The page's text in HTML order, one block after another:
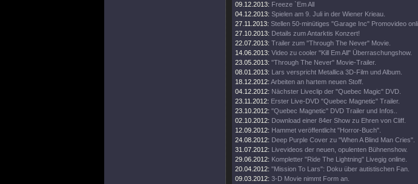
09.12.2013: Freeze `Em All
04.12.2013: Spielen am 9. Juli in der Wiener Krieau.
27.11.2013: Stellen 50-minütiges "Garage Inc" Promovideo
27.10.2013: Details zum Antarktis Konzert!
22.07.2013: Trailer zum "Through The Never" Movie.
14.06.2013: Video zu cooler "Kill Em All" Überraschungshow.
23.05.2013: "Through The Never" Movie-Trailer.
08.01.2013: Lars verspricht Metallica 3D-Film und Album.
18.12.2012: Arbeiten an hartem neuen Stoff.
04.12.2012: Nächster Liveclip der "Quebec Magic" DVD.
23.11.2012: Erster Live-DVD "Quebec Magnetic" Trailer.
23.10.2012: "Quebec Magnetic" DVD Trailer und Infos..
02.10.2012: Download einer 84er Show zu Ehren von Cliff.
12.09.2012: Hammet veröffentlicht "Horror-Buch".
24.08.2012: Deep Purple Cover zu "When A Blind Man Cries".
31.07.2012: Livevideos der neuen, opulenten Bühnenshow.
29.06.2012: Kompletter "Ride The Lightning" Livegig online.
20.04.2012: "Mission To Lars": Doku über autistischen Fan.
09.03.2012: 3-D Movie nimmt Form an.